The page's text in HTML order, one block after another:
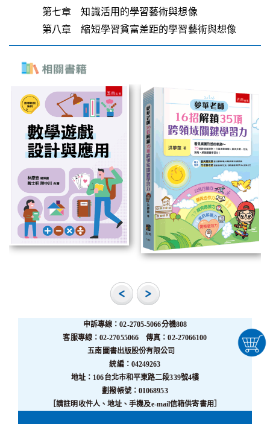
第七章 知識活用的學習藝術與想像
第八章 縮短學習貧富差距的學習藝術與想像
申訴專線：02-2705-5066分機808
客服專線：02-27055066 傳真：02-27066100
五南圖書出版股份有限公司
統編：04249263
地址：106台北市和平東路二段339號4樓
劃撥帳號：01068953
［請註明收件人、地址、手機及e-mail信箱供寄書用］